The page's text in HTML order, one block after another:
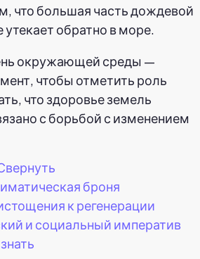
что большая часть дождевой
обратно в море.
окружающей среды —
чтобы отметить роль
что здоровье земель
с борьбой с изменением
броня
к регенерации
и социальный императив